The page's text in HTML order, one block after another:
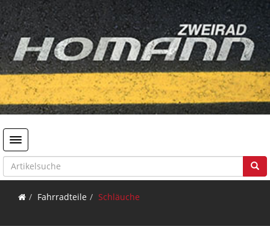
Toggle navigation
Fahrradteile Schläuche